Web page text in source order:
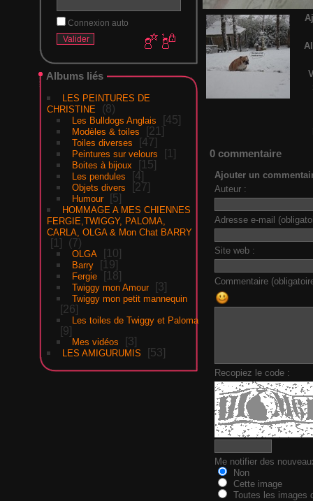
Connexion auto
Albums liés
LES PEINTURES DE
CHRISTINE
8
Les Bulldogs Anglais 45
Modèles & toiles 21
Toiles diverses 47
Peintures sur velours 1
Boites à bijoux 15
Les pendules 4
Objets divers 27
Humour 5
HOMMAGE A MES CHIENNES
FERGIE,TWIGGY, PALOMA,
CARLA, OLGA & Mon Chat BARRY
1 7
OLGA 10
Barry 19
Fergie 18
Twiggy mon Amour 3
Twiggy mon petit mannequin
26
Les toiles de Twiggy et Paloma
9
Mes vidéos 3
LES AMIGURUMIS 53
0 commentaire
Ajouter un
Auteur :
Adresse e-mail
Site web :
Commentaire
Recopiez le code :
Me notifier des
Non
Cette image
Toutes les images